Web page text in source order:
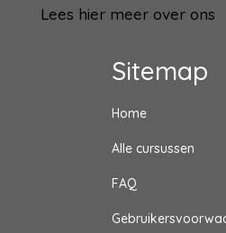
Lees hier meer over ons
Sitemap
Home
Alle cursussen
FAQ